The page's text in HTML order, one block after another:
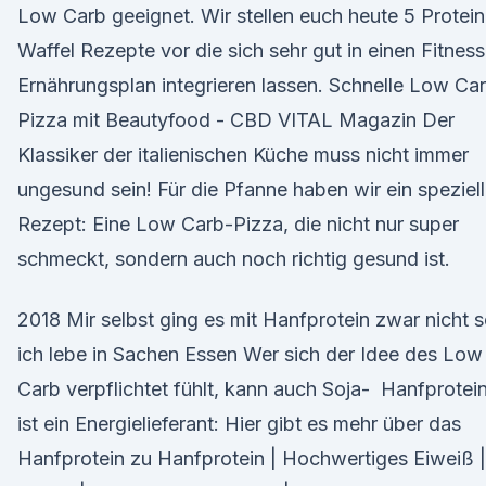
Low Carb geeignet. Wir stellen euch heute 5 Protein
Waffel Rezepte vor die sich sehr gut in einen Fitness
Ernährungsplan integrieren lassen. Schnelle Low
Pizza mit Beautyfood - CBD VITAL Magazin Der
Klassiker der italienischen Küche muss nicht immer
ungesund sein! Für die Pfanne haben wir ein
Rezept: Eine Low Carb-Pizza, die nicht nur super
schmeckt, sondern auch noch richtig gesund ist.
2018 Mir selbst ging es mit Hanfprotein zwar nicht
ich lebe in Sachen Essen Wer sich der Idee des Low
Carb verpflichtet fühlt, kann auch Soja- Hanfprotein
ist ein Energielieferant: Hier gibt es mehr über das
Hanfprotein zu Hanfprotein | Hochwertiges Eiweiß |